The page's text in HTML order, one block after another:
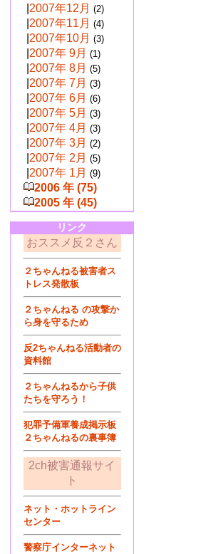
2007年12月 (2)
2007年11月 (4)
2007年10月 (3)
2007年 9月 (1)
2007年 8月 (5)
2007年 7月 (3)
2007年 6月 (6)
2007年 5月 (3)
2007年 4月 (3)
2007年 3月 (2)
2007年 2月 (5)
2007年 1月 (9)
2006 年 (75)
2005 年 (45)
リンク
おススメ反２さん
２ちゃんねる被害者ス
トレス発散板
２ちゃんねる の攻撃か
ら身を守るため
反2ちゃんねる活動者の
資料館
２ちゃんねるから子供
たちを守ろう！
犯罪予備軍養成掲示板
２ちゃんねるの裏事簿
2ch被害通報サイ
ト
ネット・ホットライン
センター
警察庁インターネット